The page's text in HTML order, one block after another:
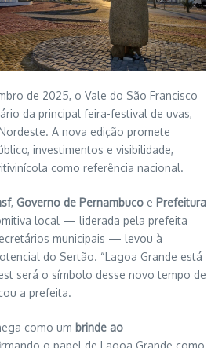
de 2025, o Vale do São Francisco
da principal feira-festival de uvas,
A nova edição promete
investimentos e visibilidade,
como referência nacional.
, Governo de Pernambuco e Prefeitura
local — liderada pela prefeita
municipais — levou à
do Sertão. “Lagoa Grande está
será o símbolo desse novo tempo de
a prefeita.
como um brinde ao
o papel de Lagoa Grande como